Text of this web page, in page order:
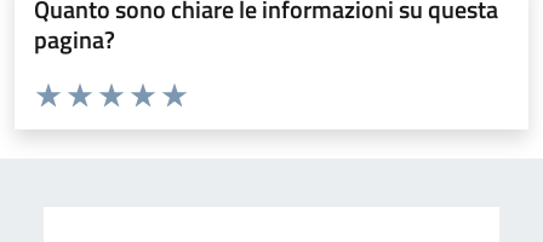
Quanto sono chiare le informazioni su questa
pagina?
Valuta da 1 a 5 stelle la pagina
Valuta 5 stelle su 5
Valuta 4 stelle su 5
Valuta 3 stelle su 5
Valuta 2 stelle su 5
Valuta 1 stelle su 5